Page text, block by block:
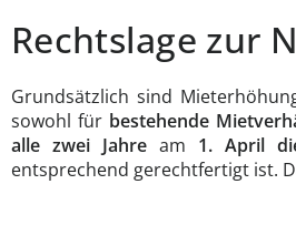
Rechtslage zur
Grundsätzlich sind
sowohl für bestehende
alle zwei Jahream 1. April
entsprechend gerechtfertigt ist.